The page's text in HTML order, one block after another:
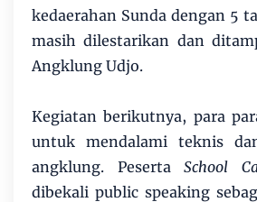
kedaerahan Sunda dengan 5
masih dilestarikan dan
Angklung Udjo.
Kegiatan berikutnya, para
untuk mendalami teknis
angklung. PesertaSchool
dibekali public speaking